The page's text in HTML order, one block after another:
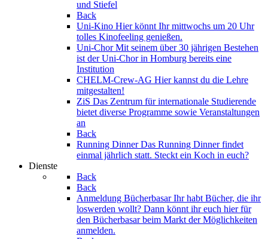
und Stiefel
Back
Uni-Kino Hier könnt Ihr mittwochs um 20 Uhr
tolles Kinofeeling genießen.
Uni-Chor Mit seinem über 30 jährigen Bestehen
ist der Uni-Chor in Homburg bereits eine
Institution
CHELM-Crew-AG Hier kannst du die Lehre
mitgestalten!
ZiS Das Zentrum für internationale Studierende
bietet diverse Programme sowie Veranstaltungen
an
Back
Running Dinner Das Running Dinner findet
einmal jährlich statt. Steckt ein Koch in euch?
Dienste
Back
Back
Anmeldung Bücherbasar Ihr habt Bücher, die ihr
loswerden wollt? Dann könnt ihr euch hier für
den Bücherbasar beim Markt der Möglichkeiten
anmelden.